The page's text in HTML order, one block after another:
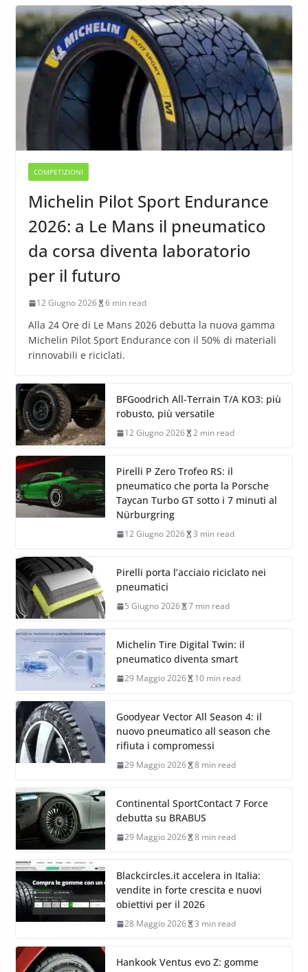
COMPETIZIONI
Michelin Pilot Sport Endurance
2026: a Le Mans il pneumatico
da corsa diventa laboratorio
per il futuro
12 Giugno 2026 6 min read
Alla 24 Ore di Le Mans 2026 debutta la nuova gamma
Michelin Pilot Sport Endurance con il 50% di materiali
rinnovabili e riciclati.
BFGoodrich All-Terrain T/A KO3: più
robusto, più versatile
12 Giugno 2026 2 min read
Pirelli P Zero Trofeo RS: il
pneumatico che porta la Porsche
Taycan Turbo GT sotto i 7 minuti al
Nürburgring
12 Giugno 2026 3 min read
Pirelli porta l’acciaio riciclato nei
pneumatici
5 Giugno 2026 7 min read
Michelin Tire Digital Twin: il
pneumatico diventa smart
29 Maggio 2026 10 min read
Goodyear Vector All Season 4: il
nuovo pneumatico all season che
rifiuta i compromessi
29 Maggio 2026 8 min read
Continental SportContact 7 Force
debutta su BRABUS
29 Maggio 2026 8 min read
Blackcircles.it accelera in Italia:
vendite in forte crescita e nuovi
obiettivi per il 2026
28 Maggio 2026 3 min read
Hankook Ventus evo Z: gomme